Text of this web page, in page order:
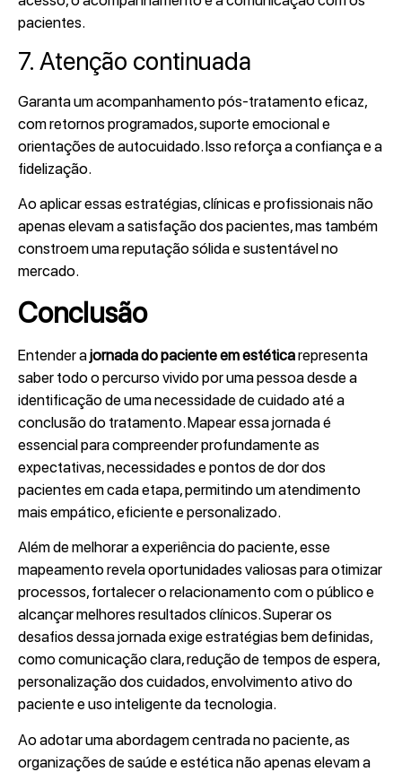
pacientes.
7. Atenção continuada
Garanta um acompanhamento pós-tratamento eficaz,
com retornos programados, suporte emocional e
orientações de autocuidado. Isso reforça a confiança e a
fidelização.
Ao aplicar essas estratégias, clínicas e profissionais não
apenas elevam a satisfação dos pacientes, mas também
constroem uma reputação sólida e sustentável no
mercado.
Conclusão
Entender ajornada do pacienteem estéticarepresenta
saber todo o percurso vivido por uma pessoa desde a
identificação de uma necessidade de cuidado até a
conclusão do tratamento. Mapear essa jornada é
essencial para compreender profundamente as
expectativas, necessidades e pontos de dor dos
pacientes em cada etapa, permitindo um atendimento
mais empático, eficiente e personalizado.
Além de melhorar a experiência do paciente, esse
mapeamento revela oportunidades valiosas para otimizar
processos, fortalecer o relacionamento com o público e
alcançar melhores resultados clínicos. Superar os
desafios dessa jornada exige estratégias bem definidas,
como comunicação clara, redução de tempos de espera,
personalização dos cuidados, envolvimento ativo do
paciente e uso inteligente da tecnologia.
Ao adotar uma abordagem centrada no paciente, as
organizações de saúde e estética não apenas elevam a